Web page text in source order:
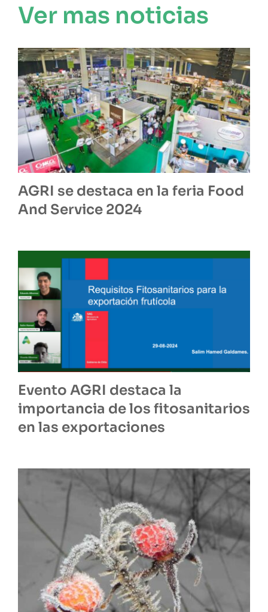
Ver mas noticias
AGRI se destaca en la feria Food
And Service 2024
Evento AGRI destaca la
importancia de los fitosanitarios
en las exportaciones